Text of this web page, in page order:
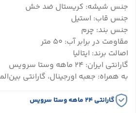
جنس شیشه: کریستال ضد خش
جنس قاب: استیل
جنس بند: چرم
مقاومت در برابر آب: ۵۰ متر
اصالت برند: ایتالیا
گارانتی ایران: ۲۴ ماهه وستا سرویس
به همراه: جعبه اورجینال، گارانتی
گارانتی ۲۴ ماهه وستا سرویس